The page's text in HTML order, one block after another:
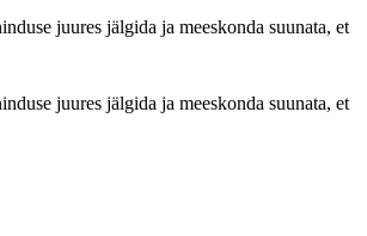
juures jälgida ja meeskonda suunata, et
juures jälgida ja meeskonda suunata, et